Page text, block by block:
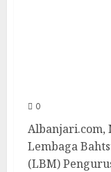
0
Albanjari.com,
Lembaga
(LBM)